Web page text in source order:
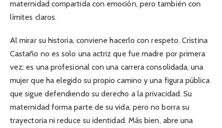
maternidad compartida con emoción, pero también con
límites claros.
Al mirar su historia, conviene hacerlo con respeto. Cristina
Castaño no es solo una actriz que fue madre por primera
vez; es una profesional con una carrera consolidada, una
mujer que ha elegido su propio camino y una figura pública
que sigue defendiendo su derecho a la privacidad. Su
maternidad forma parte de su vida, pero no borra su
trayectoria ni reduce su identidad. Más bien, abre una